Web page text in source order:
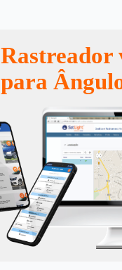
Rastreador
para